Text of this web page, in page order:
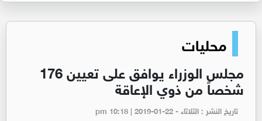
محليات
مجلس الوزراء يوافق على تعيين 176
شخصاً من ذوي الإعاقة
تاريخ النشر : الثلاثاء - pm 10:18 | 2019-01-22